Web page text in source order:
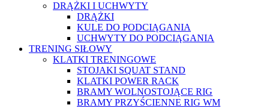
DRĄŻKI I UCHWYTY
DRĄŻKI
KULE DO PODCIĄGANIA
UCHWYTY DO PODCIĄGANIA
TRENING SIŁOWY
KLATKI TRENINGOWE
STOJAKI SQUAT STAND
KLATKI POWER RACK
BRAMY WOLNOSTOJĄCE RIG
BRAMY PRZYŚCIENNE RIG WM